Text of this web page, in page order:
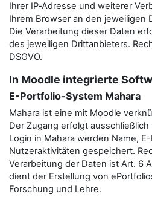
Ihrer IP‑Adresse und weiterer
Ihrem Browser an den jeweiligen
Die Verarbeitung dieser Daten
des jeweiligen Drittanbieters.
DSGVO.
In Moodle integrierte
E-Portfolio-System Mahara
Mahara ist eine mit Moodle
Der Zugang erfolgt
Login in Mahara werden Name,
Nutzeraktivitäten gespeichert.
Verarbeitung der Daten ist Art. 6
dient der Erstellung von
Forschung und Lehre.